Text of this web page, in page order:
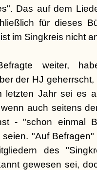
Das auf dem
für dieses
im Singkreis nicht
weiter,
der HJ
letzten Jahr sei es
auch seitens
- "schon einmal
"Auf
des
gewesen sei,